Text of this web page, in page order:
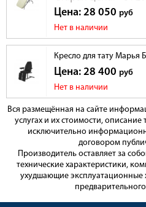
Цена: 28 050 руб
Нет в наличии
Кресло для тату Марья
Цена: 28 400 руб
Нет в наличии
Вся размещённая на сайте
услугах и их стоимости,
исключительно
договором
Производитель оставляет за
технические характеристики,
ухудшающие эксплуатационные